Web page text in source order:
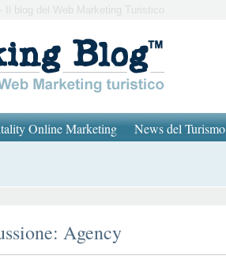
blog del Web Marketing Turistico
Online Marketing News del Turismo
Agency